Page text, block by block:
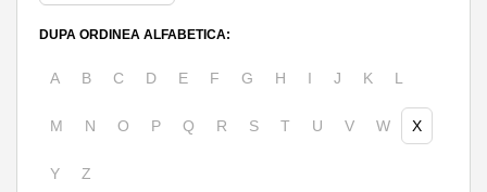
DUPA ORDINEA ALFABETICA:
A B C D E F G H I J K L
M N O P Q R S T U V W X
Y Z